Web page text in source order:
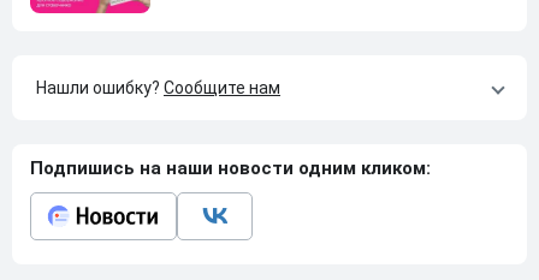
Нашли ошибку? Сообщите нам
Подпишись на наши новости одним кликом: